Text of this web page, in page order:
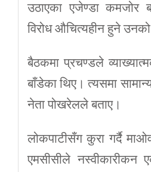
उठाएका एजेण्डा कमजोर
विरोध औचित्यहीन हुने
बैठकमा प्रचण्डले
बाँडेका थिए। त्यसमा
नेता पोखरेलले बताए।
लोकपाटीसँग कुरा गर्दै
एमसीसीले नस्वीकारीकन